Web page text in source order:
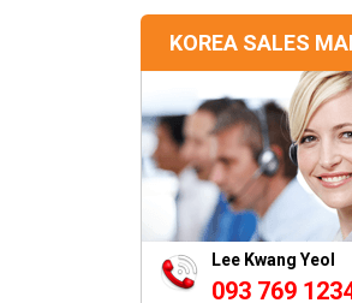
KOREA SALES
Lee Kwang Yeol
093 769